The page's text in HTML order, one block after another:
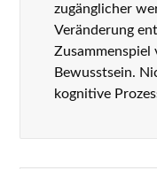
zugänglicher
Veränderung
Zusammenspiel
Bewusstsein.
kognitive